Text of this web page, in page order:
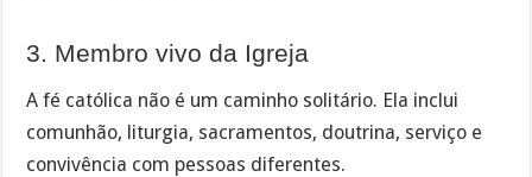
3. Membro vivo da Igreja
A fé católica não é um caminho solitário. Ela inclui
comunhão, liturgia, sacramentos, doutrina, serviço e
convivência com pessoas diferentes.